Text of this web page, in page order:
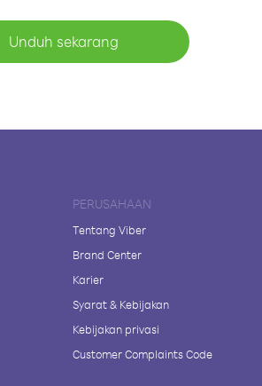
Unduh sekarang
PERUSAHAAN
Tentang Viber
Brand Center
Karier
Syarat & Kebijakan
Kebijakan privasi
Customer Complaints Code